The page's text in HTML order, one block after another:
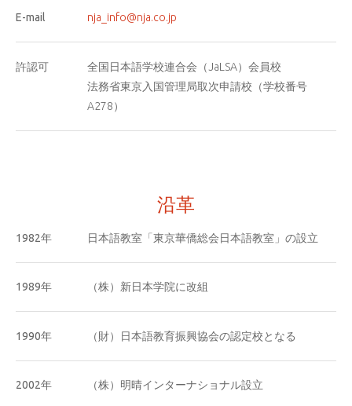
E-mail nja_info@nja.co.jp
許認可
全国日本語学校連合会（JaLSA）会員校
法務省東京入国管理局取次申請校（学校番号
A278）
沿革
1982年 日本語教室「東京華僑総会日本語教室」の設立
1989年 （株）新日本学院に改組
1990年 （財）日本語教育振興協会の認定校となる
2002年 （株）明晴インターナショナル設立